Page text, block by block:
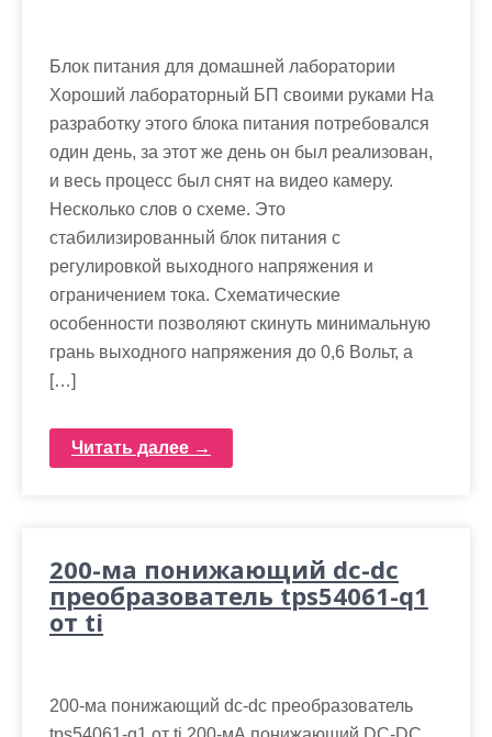
Блок питания для домашней лаборатории
Хороший лабораторный БП своими руками На
разработку этого блока питания потребовался
один день, за этот же день он был реализован,
и весь процесс был снят на видео камеру.
Несколько слов о схеме. Это
стабилизированный блок питания с
регулировкой выходного напряжения и
ограничением тока. Схематические
особенности позволяют скинуть минимальную
грань выходного напряжения до 0,6 Вольт, а
[…]
Читать далее →
200-ма понижающий dc-dc
преобразователь tps54061-q1
от ti
200-ма понижающий dc-dc преобразователь